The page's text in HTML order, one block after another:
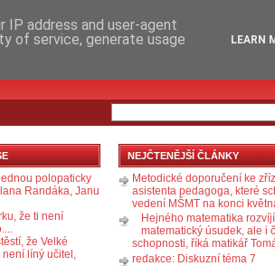
polopaticky
Randáka, Janu
že ti není
že Velké
není líný učitel,
NEJČTENĚJŠÍ ČLÁNKY
Metodické doporučení ke
asistenta pedagoga, které
vedení MŠMT na konci
Hejného matematika
matematický úsudek, ale i
schopnosti, říká matikář
redakce: Diskuzní téma 7
IP address and user-agent
of service, generate usage
LEARN